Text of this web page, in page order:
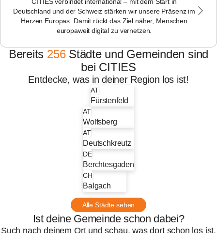
Deutschland und der Schweiz stärken wir unsere Präsenz im
Herzen Europas. Damit rückt das Ziel näher, Menschen
europaweit digital zu vernetzen.
Bereits 256256
Städte und Gemeinden sind
bei CITIES
Entdecke, was in deiner Region los ist!
AT
Fürstenfeld
AT
Wolfsberg
AT
Deutschkreutz
DE
Berchtesgaden
CH
Balgach
Alle Städte sehen
Ist deine Gemeinde schon dabei?
Such nach deinem Ort und schau, was dort schon los ist.